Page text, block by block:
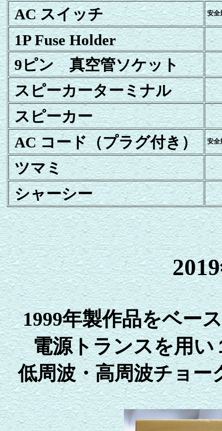
AC スイッチ 安全
1P Fuse Holder
9ピン 真空管ソケット
スピーカーターミナル
スピーカー
AC コード（プラグ付き）
安全
ツマミ
シャーシー
1999年製作品をベー
電源トランスを用い
低周波・高周波チョ